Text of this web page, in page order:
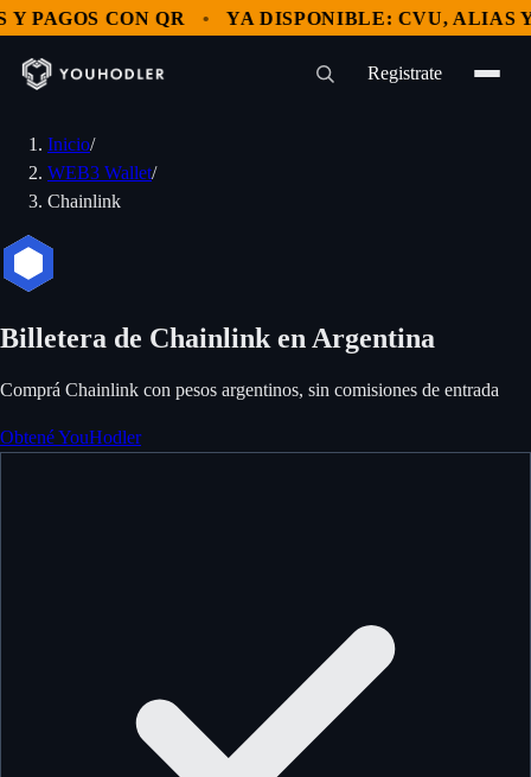
CON QR YA DISPONIBLE: CVU, ALIAS Y
Registrate
Inicio/
WEB3 Wallet/
Chainlink
Billetera de Chainlink en Argentina
Comprá Chainlink con pesos argentinos, sin comisiones de entrada
Obtené YouHodler